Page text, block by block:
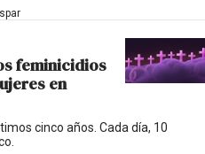
feminicidios
en
cinco años. Cada día, 10